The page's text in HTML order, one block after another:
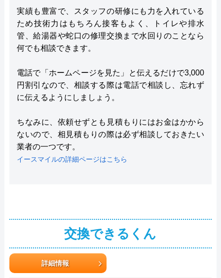
実績も豊富で、スタッフの研修にも力を入れている
ため技術力はもちろん接客もよく、トイレや排水
管、給湯器や蛇口の修理交換まで水回りのことなら
何でも相談できます。
電話で「ホームページを見た」と伝えるだけで3,000
円割引なので、相談する際は電話で相談し、忘れず
に伝えるようにしましょう。
ちなみに、依頼せずとも見積もりにはお金はかから
ないので、相見積もりの際は必ず相談しておきたい
業者の一つです。
イースマイルの詳細ページはこちら
交換できるくん
詳細情報